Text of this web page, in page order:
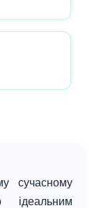
сучасному